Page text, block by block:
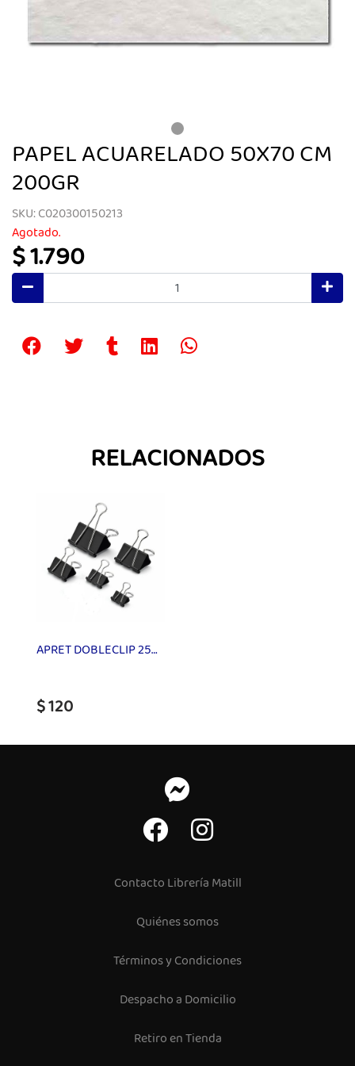
PAPEL ACUARELADO 50X70 CM
200GR
SKU: C020300150213
Agotado.
$ 1.790
RELACIONADOS
APRET DOBLECLIP 25mm ISOFIT X UN
$ 120
Contacto Librería Matill
Quiénes somos
Términos y Condiciones
Despacho a Domicilio
Retiro en Tienda